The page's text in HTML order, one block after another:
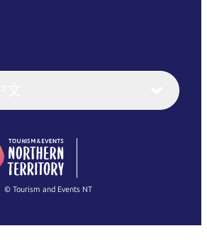
繁體中文
© Tourism and Events NT